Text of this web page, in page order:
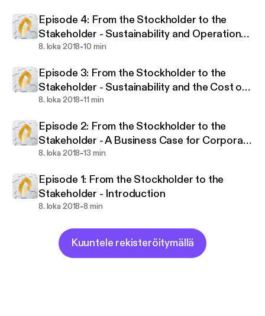
is based on evidence showing that corporate
responsibility and profitability are wholly
complementary.
Join us as we explore a range of topics around
sustainability, one of the most significant trends in
financial market history.
‘From the Stockholder to the Stakeholder’,
published by Arabesque and the University of
Viehs.
Episode 4: From the Stockholder to the
Stakeholder - Sustainability and Operational
Performance
8. loka 2018-10 min
Episode 3: From the Stockholder to the
Stakeholder - Sustainability and the Cost of
Capital
8. loka 2018-11 min
Episode 2: From the Stockholder to the
Stakeholder - A Business Case for Corporate
Sustainability
8. loka 2018-13 min
Episode 1: From the Stockholder to the
Stakeholder - Introduction
8. loka 2018-8 min
Kuuntele rekisteröitymällä